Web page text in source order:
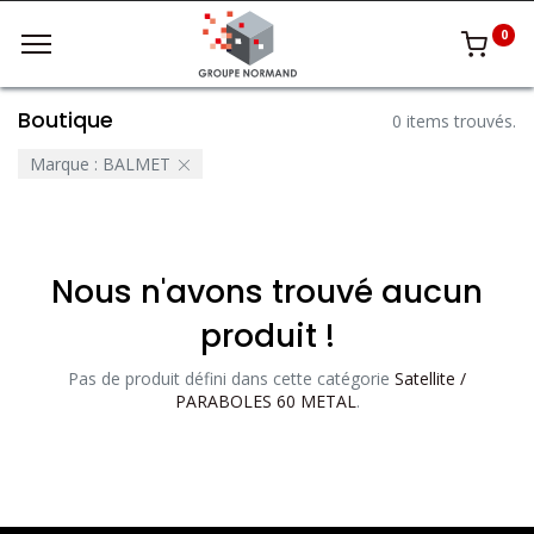
0
Boutique
0 items trouvés.
Marque : BALMET
Nous n'avons trouvé aucun
produit !
Pas de produit défini dans cette catégorie Satellite /
PARABOLES 60 METAL.